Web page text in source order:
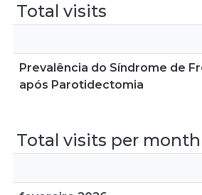
Total visits
Prevalência do Síndrome de
após Parotidectomia
Total visits per month